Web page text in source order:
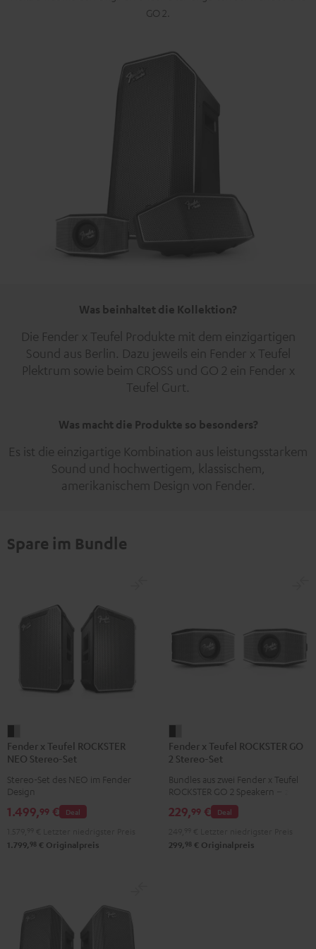
GO 2.
Was beinhaltet die Kollektion?
Die Fender x Teufel Produkte mit dem einzigartigen
Sound aus Berlin. Dazu jeweils ein Fender x Teufel
Plektrum sowie beim CROSS und GO 2 ein Fender x
Teufel Gurt.
Was macht die Produkte so besonders?
Es ist die einzigartige Kombination aus leistungsstarkem
Sound und hochwertigem, klassischem,
amerikanischem Design von Fender.
Spare im Bundle
x
Teufel
ROCKSTER
NEO
Stereo-
Black
Fender x Teufel ROCKSTER
NEO Stereo-Set
Stereo-Set des NEO im Fender
Design
Deal
1.499,99 €
1.799, 98 € Originalpreis
x
Teufel
ROCKSTER
2
Set
Fender x Teufel ROCKSTER GO
2 Stereo-Set
Bundles aus zwei Fender x Teufel
ROCKSTER GO 2 Speakern – zwei
GO 2 spielen kabellos über
Bluetooth synchron in Stereo und
Bass
Deal
229,99 €
299, 98 € Originalpreis